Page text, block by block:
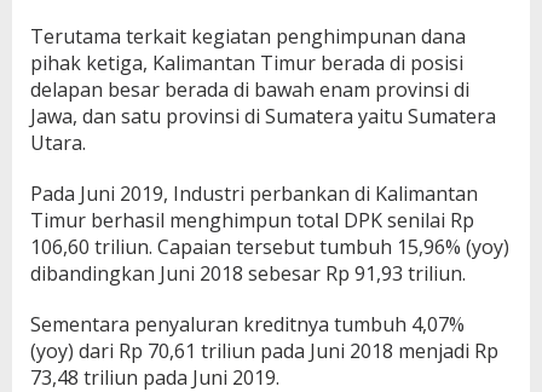
Terutama terkait kegiatan penghimpunan dana
pihak ketiga, Kalimantan Timur berada di posisi
delapan besar berada di bawah enam provinsi di
Jawa, dan satu provinsi di Sumatera yaitu Sumatera
Utara.
Pada Juni 2019, Industri perbankan di Kalimantan
Timur berhasil menghimpun total DPK senilai Rp
106,60 triliun. Capaian tersebut tumbuh 15,96% (yoy)
dibandingkan Juni 2018 sebesar Rp 91,93 triliun.
Sementara penyaluran kreditnya tumbuh 4,07%
(yoy) dari Rp 70,61 triliun pada Juni 2018 menjadi Rp
73,48 triliun pada Juni 2019.